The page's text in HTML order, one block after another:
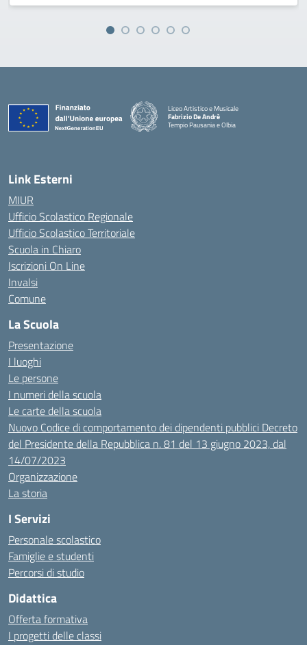
Liceo Artistico e Musicale
Fabrizio De Andrè
Tempio Pausania e Olbia
— Visita la pagina iniziale della scuola
Link Esterni
MIUR
Ufficio Scolastico Regionale
Ufficio Scolastico Territoriale
Scuola in Chiaro
Iscrizioni On Line
Invalsi
Comune
La Scuola
Presentazione
I luoghi
Le persone
I numeri della scuola
Le carte della scuola
Nuovo Codice di comportamento dei dipendenti pubblici Decreto
del Presidente della Repubblica n. 81 del 13 giugno 2023, dal
14/07/2023
Organizzazione
La storia
I Servizi
Personale scolastico
Famiglie e studenti
Percorsi di studio
Didattica
Offerta formativa
I progetti delle classi